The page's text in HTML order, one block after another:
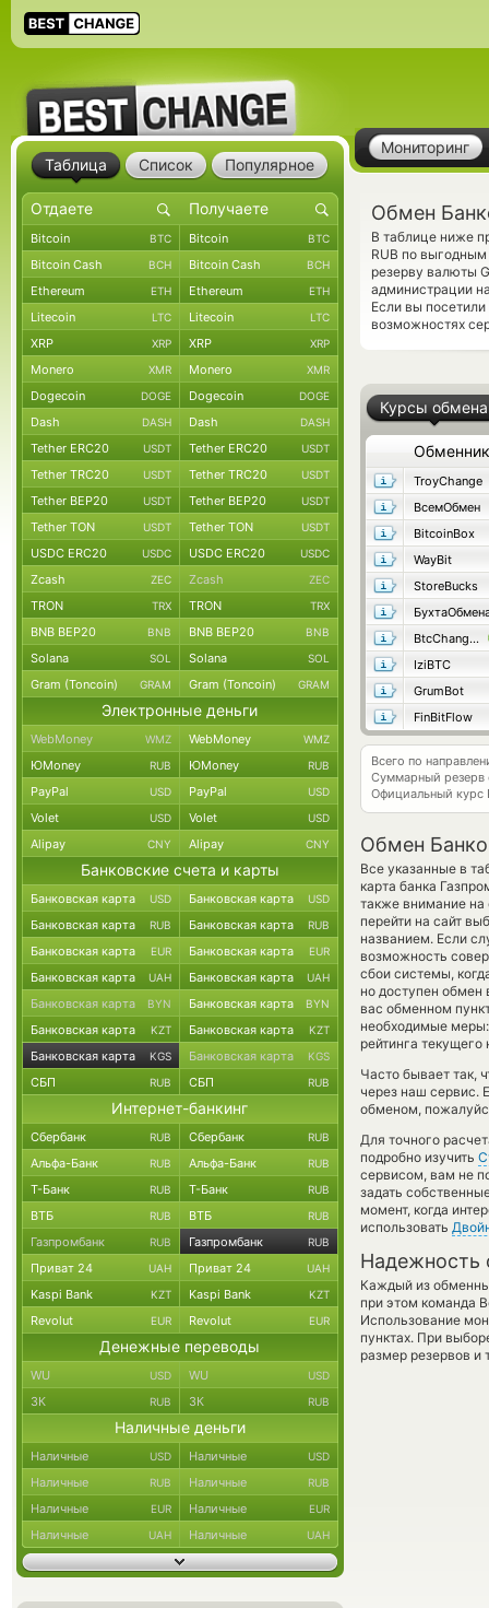
Мониторинг
Обмен
В таблице ниже
RUB по
резерву валюты
администрации
Если вы
возможностях
Курсы обмена
Обменник
TroyChange
ВсемОбмен
BitcoinBox
WayBit
StoreBucks
BtcChange24
IziBTC
GrumBot
FinBitFlow
Всего по
Суммарный резерв
Официальный курс
Обмен
Все указанные в
карта банка
также внимание на
перейти на сайт
названием. Если
возможность
сбои системы,
но доступен обмен
вас обменном
необходимые
рейтинга
Часто бывает так,
через наш сервис.
обменом,
Для точного
подробно изучить
сервисом, вам не
задать
момент, когда
использовать
Надежность
Каждый из
при этом команда
Использование
пунктах. При
размер резервов и
Таблица Список Популярное
Bitcoin BTC Bitcoin BTC
Bitcoin Cash BCH Bitcoin Cash BCH
Ethereum ETH Ethereum ETH
Litecoin LTC Litecoin LTC
XRP XRP XRP XRP
Monero XMR Monero XMR
Dogecoin DOGE Dogecoin DOGE
Dash DASH Dash DASH
Tether ERC20 USDT Tether ERC20 USDT
Tether TRC20 USDT Tether TRC20 USDT
Tether BEP20 USDT Tether BEP20 USDT
Tether TON USDT Tether TON USDT
USDC ERC20 USDC USDC ERC20 USDC
Zcash ZEC Zcash ZEC
TRON TRX TRON TRX
BNB BEP20 BNB BNB BEP20 BNB
Solana SOL Solana SOL
Gram (Toncoin) GRAM Gram (Toncoin) GRAM
Электронные деньги
WebMoney WMZ WebMoney WMZ
ЮMoney RUB ЮMoney RUB
PayPal USD PayPal USD
Volet USD Volet USD
Alipay CNY Alipay CNY
Банковские счета и карты
Банковская карта USD Банковская карта USD
Банковская карта RUB Банковская карта RUB
Банковская карта EUR Банковская карта EUR
Банковская карта UAH Банковская карта UAH
Банковская карта BYN Банковская карта BYN
Банковская карта KZT Банковская карта KZT
Банковская карта KGS Банковская карта KGS
СБП RUB СБП RUB
Интернет-банкинг
Сбербанк RUB Сбербанк RUB
Альфа-Банк RUB Альфа-Банк RUB
Т-Банк RUB Т-Банк RUB
ВТБ RUB ВТБ RUB
Газпромбанк RUB Газпромбанк RUB
Приват 24 UAH Приват 24 UAH
Kaspi Bank KZT Kaspi Bank KZT
Revolut EUR Revolut EUR
Денежные переводы
WU USD WU USD
ЗК RUB ЗК RUB
Наличные деньги
Наличные USD Наличные USD
Наличные RUB Наличные RUB
Наличные EUR Наличные EUR
Наличные UAH Наличные UAH